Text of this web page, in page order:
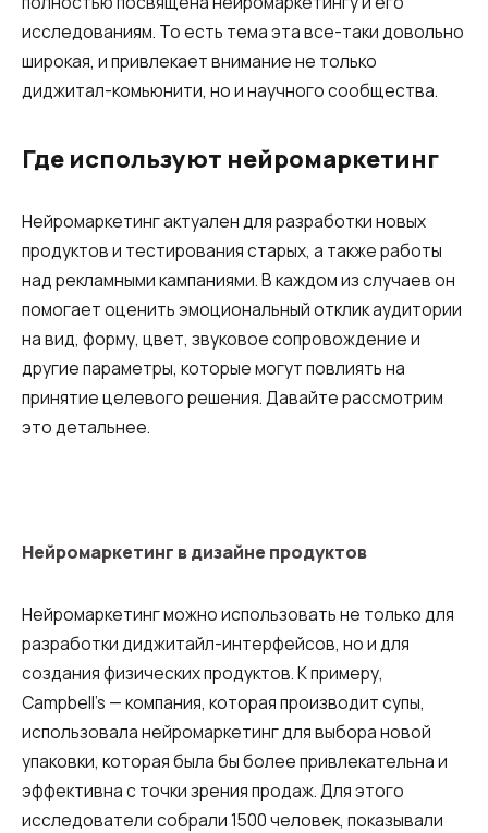
исследованиям. То есть тема эта все-таки довольно
широкая, и привлекает внимание не только
диджитал-комьюнити, но и научного сообщества.
Где используют нейромаркетинг
Нейромаркетинг актуален для разработки новых
продуктов и тестирования старых, а также работы
над рекламными кампаниями. В каждом из случаев он
помогает оценить эмоциональный отклик аудитории
на вид, форму, цвет, звуковое сопровождение и
другие параметры, которые могут повлиять на
принятие целевого решения. Давайте рассмотрим
это детальнее.
Нейромаркетинг в дизайне продуктов
Нейромаркетинг можно использовать не только для
разработки диджитайл-интерфейсов, но и для
создания физических продуктов. К примеру,
Campbell’s — компания, которая производит супы,
использовала нейромаркетинг для выбора новой
упаковки, которая была бы более привлекательна и
эффективна с точки зрения продаж. Для этого
исследователи собрали 1500 человек, показывали